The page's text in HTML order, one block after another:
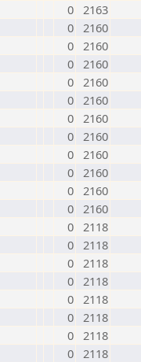
0 2163
0 2160
0 2160
0 2160
0 2160
0 2160
0 2160
0 2160
0 2160
0 2160
0 2160
0 2160
0 2118
0 2118
0 2118
0 2118
0 2118
0 2118
0 2118
0 2118